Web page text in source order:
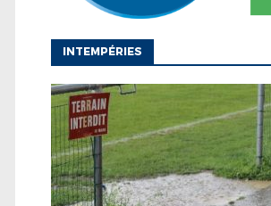
INTEMPÉRIES